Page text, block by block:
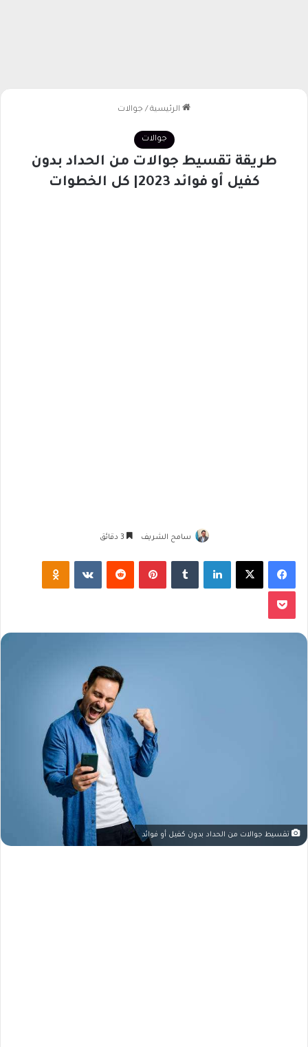
الرئيسية / جوالات
جوالات
طريقة تقسيط جوالات من الحداد بدون
كفيل أو فوائد 2023| كل الخطوات
سامح الشريف
فيسبوك لينكدإن بينتيريست
تقسيط جوالات من الحداد بدون كفيل أو فوائد